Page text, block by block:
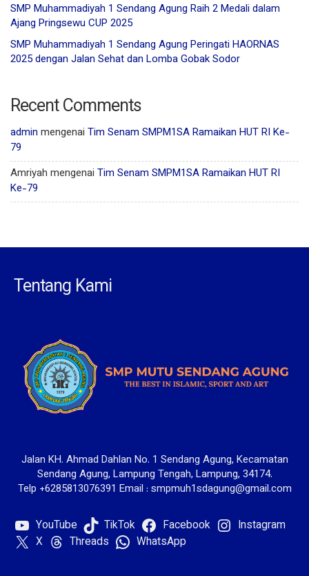
SMP Muhammadiyah 1 Sendang Agung Raih 2 Medali dalam
Ajang Pringsewu CUP 2025
SMP Muhammadiyah 1 Sendang Agung Peringati HAORNAS
2025 dengan Jalan Sehat dan Lomba Gobak Sodor
Recent Comments
admin mengenai Tim Senam SMPM1SA Ramaikan HUT RI Ke-
79
Amriyah mengenai Tim Senam SMPM1SA Ramaikan HUT RI
Ke-79
Tentang Kami
Jalan KH. Ahmad Dahlan No. 1 Sendang Agung, Kecamatan
Sendang Agung, Lampung Tengah, Lampung, 34174.
Telp +6285813076391 Email : smpmuh1sdagung@gmail.com
YouTube TikTok Facebook
Instagram
X
Threads WhatsApp